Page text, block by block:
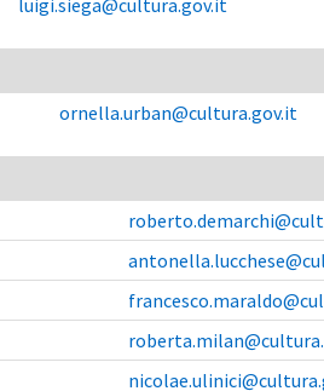
luigi.siega@cultura.gov.it
ornella.urban@cultura.gov.it